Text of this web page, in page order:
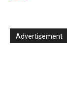
Advertisement